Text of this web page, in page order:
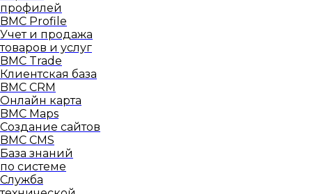
профилей
BMC Profile
Учет и продажа
товаров и услуг
BMC Trade
Клиентская база
BMC CRM
Онлайн карта
BMC Maps
Создание сайтов
BMC CMS
База знаний
по системе
Служба